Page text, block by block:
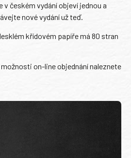
v českém vydání objeví jednou a
nové vydání už teď.
křídovém papíře má 80 stran
on-line objednání naleznete